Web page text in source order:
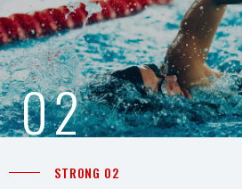
0 2
STRONG 02